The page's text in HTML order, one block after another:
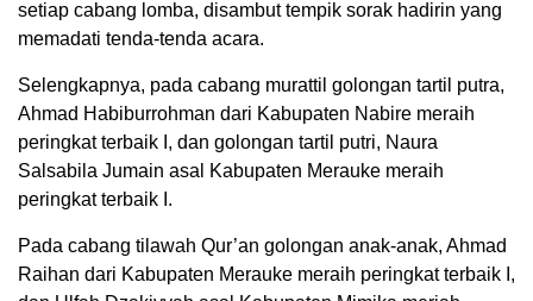
setiap cabang lomba, disambut tempik sorak hadirin yang
memadati tenda-tenda acara.
Selengkapnya, pada cabang murattil golongan tartil putra,
Ahmad Habiburrohman dari Kabupaten Nabire meraih
peringkat terbaik I, dan golongan tartil putri, Naura
Salsabila Jumain asal Kabupaten Merauke meraih
peringkat terbaik I.
Pada cabang tilawah Qur’an golongan anak-anak, Ahmad
Raihan dari Kabupaten Merauke meraih peringkat terbaik I,